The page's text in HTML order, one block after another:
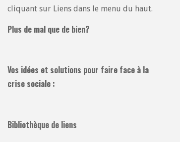
cliquant sur Liens dans le menu du haut.
Plus de mal que de bien?
Vos idées et solutions pour faire face à la
crise sociale :
Bibliothèque de liens